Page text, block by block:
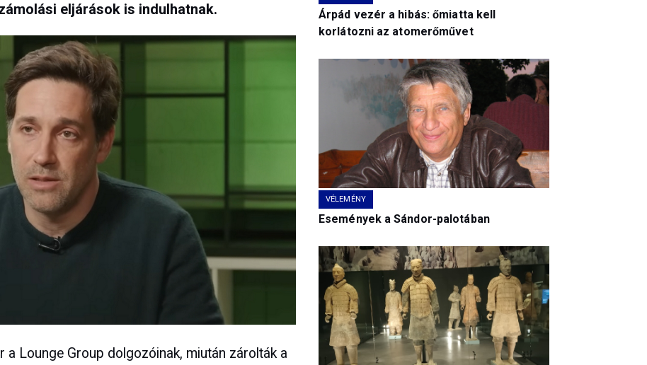
eljárások is indulhatnak.
a Lounge Group dolgozóinak, miután zárolták a
Árpád vezér a hibás: őmiatta kell
korlátozni az atomerőművet
VÉLEMÉNY
Események a Sándor-palotában